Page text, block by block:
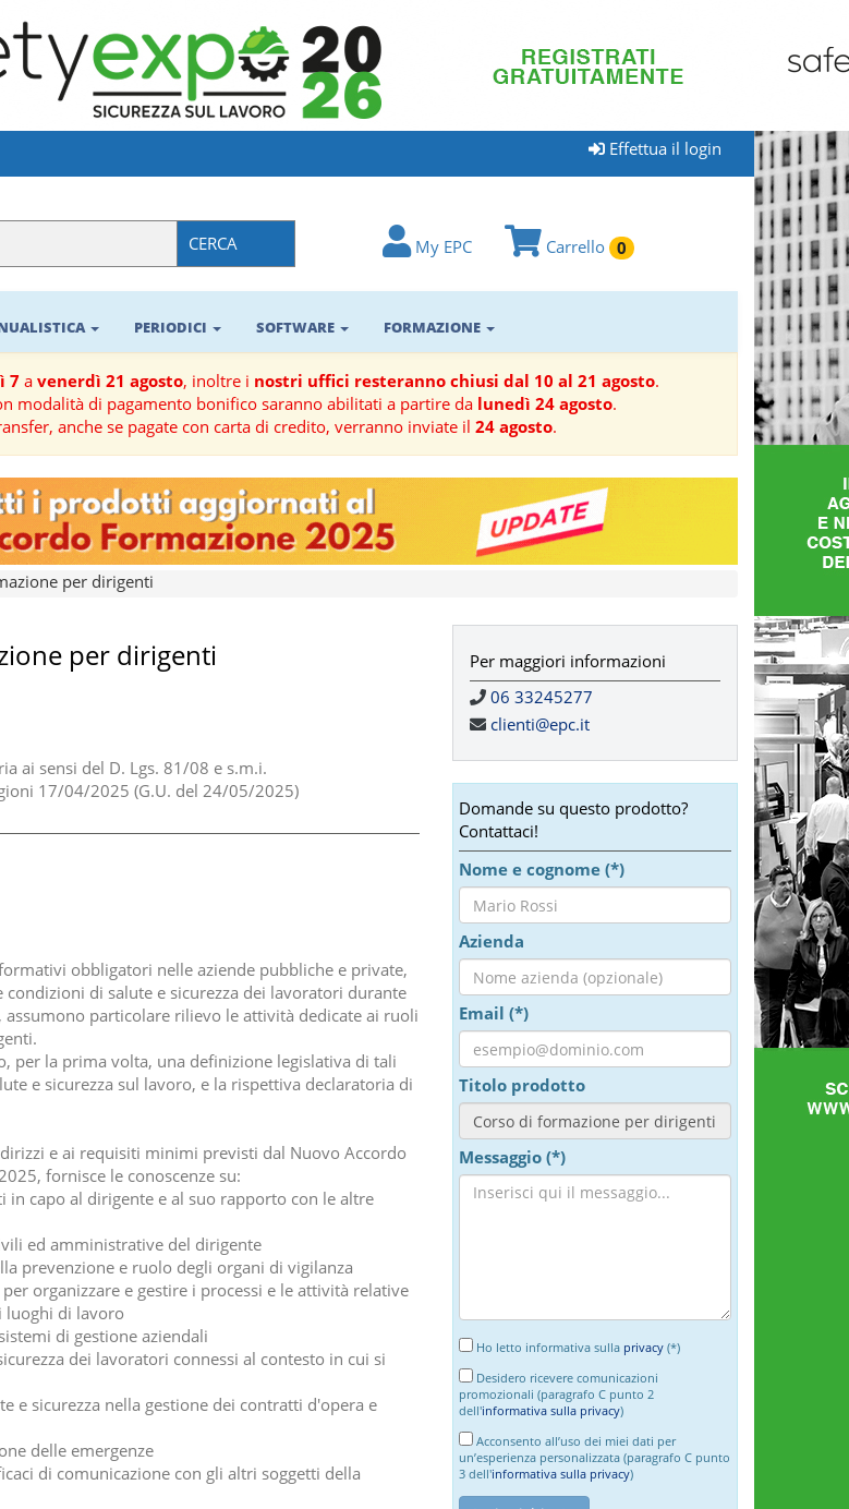
Effettua il login
CERCA My EPC Carrello 0
PERIODICI SOFTWARE FORMAZIONE
7a venerdì 21 agosto, inoltre i nostri uffici resteranno chiusi dal 10 al 21 agosto.
modalità di pagamento bonifico saranno abilitati a partire da lunedì 24 agosto.
anche se pagate con carta di credito, verranno inviate il 24 agosto.
per dirigenti
per dirigenti
ai sensi del D. Lgs. 81/08 e s.m.i.
17/04/2025 (G.U. del 24/05/2025)
obbligatori nelle aziende pubbliche e private,
di salute e sicurezza dei lavoratori durante
assumono particolare rilievo le attività dedicate ai ruoli
per la prima volta, una definizione legislativa di tali
e sicurezza sul lavoro, e la rispettiva declaratoria di
e ai requisiti minimi previsti dal Nuovo Accordo
fornisce le conoscenze su:
in capo al dirigente e al suo rapporto con le altre
ed amministrative del dirigente
prevenzione e ruolo degli organi di vigilanza
organizzare e gestire i processi e le attività relative
luoghi di lavoro
di gestione aziendali
dei lavoratori connessi al contesto in cui si
e sicurezza nella gestione dei contratti d'opera e
delle emergenze
di comunicazione con gli altri soggetti della
Per maggiori informazioni
06 33245277
clienti@epc.it
Domande su questo prodotto?
Contattaci!
Nome e cognome (*)
Azienda
Email (*)
Titolo prodotto
Messaggio (*)
Ho letto informativa sulla privacy(*)
Desidero ricevere comunicazioni
promozionali (paragrafo C punto 2
dell'informativa sulla privacy)
Acconsento all’uso dei miei dati per
un’esperienza personalizzata (paragrafo C punto
3 dell'informativa sulla privacy)